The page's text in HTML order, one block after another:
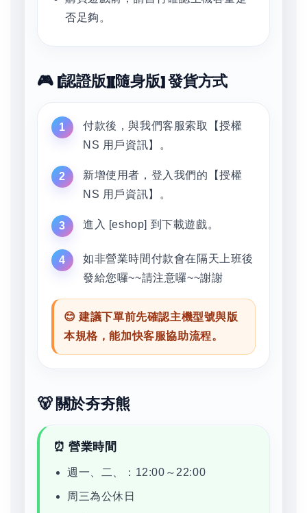
否足夠。
🎮 [認證版][隨身版] 發貨方式
付款後，與我們客服索取【授權
NS 用戶資訊】。
新增使用者，登入我們的【授權
NS 用戶資訊】。
進入 [eshop] 到下載遊戲。
如非營業時間付款會在隔天上班後
發給您囉~~請注意囉~~謝謝
😊 建議下單前先確認主機型號與版
本規格，能加快客服協助流程。
🐻 關於夯夯熊
⏰ 營業時間
週一、二、：12:00～22:00
周三為公休日